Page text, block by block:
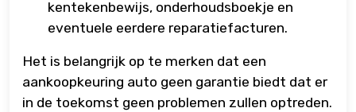
kentekenbewijs, onderhoudsboekje en
eventuele eerdere reparatiefacturen.
Het is belangrijk op te merken dat een
aankoopkeuring auto geen garantie biedt dat er
in de toekomst geen problemen zullen optreden.